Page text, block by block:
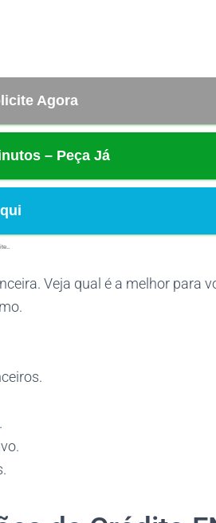
Agora
– Peça Já
Veja qual é a melhor para